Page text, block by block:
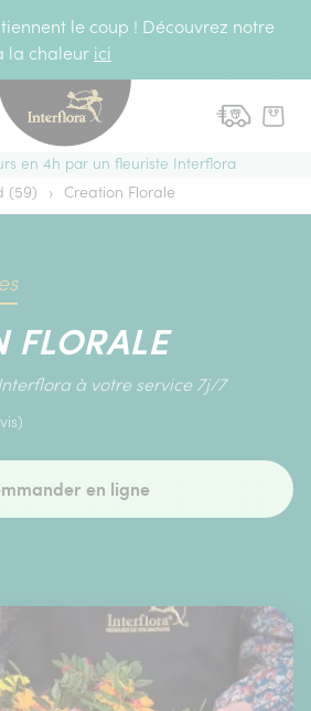
le coup ! Découvrez notre
la chaleur ici
en 4h par un fleuriste Interflora
(59) › Creation Florale
FLORALE
à votre service 7j/7
en ligne